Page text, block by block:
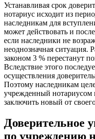
Устанавливая срок
нотариус исходит из
наследникам для
может действовать и
если наследники не
неоднозначная ситуация.
законом 3 % перестанут
Вследствие этого
осуществления
Поэтому наследникам
учрежденный нотариусом
заключить новый от
Доверительное
по учреждению